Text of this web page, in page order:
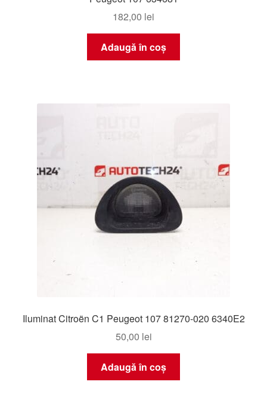
182,00 lei
Adaugă în coș
Iluminat Citroën C1 Peugeot 107 81270-020 6340E2
50,00 lei
Adaugă în coș